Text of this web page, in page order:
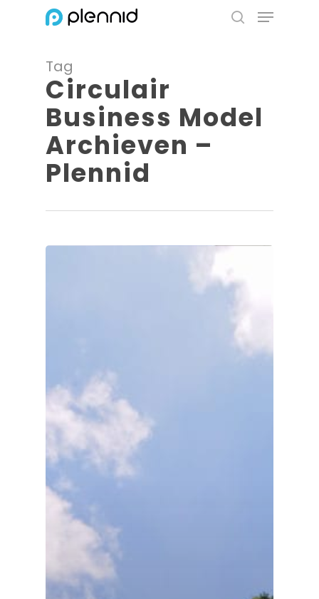
Menu
Tag
Circulair
Business Model
Archieven –
Plennid